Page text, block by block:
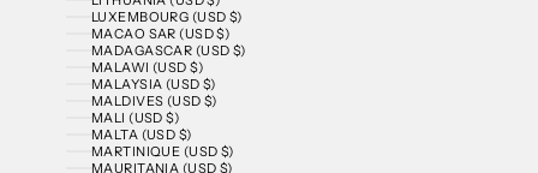
LUXEMBOURG (USD $)
MACAO SAR (USD $)
MADAGASCAR (USD $)
MALAWI (USD $)
MALAYSIA (USD $)
MALDIVES (USD $)
MALI (USD $)
MALTA (USD $)
MARTINIQUE (USD $)
MAURITANIA (USD $)